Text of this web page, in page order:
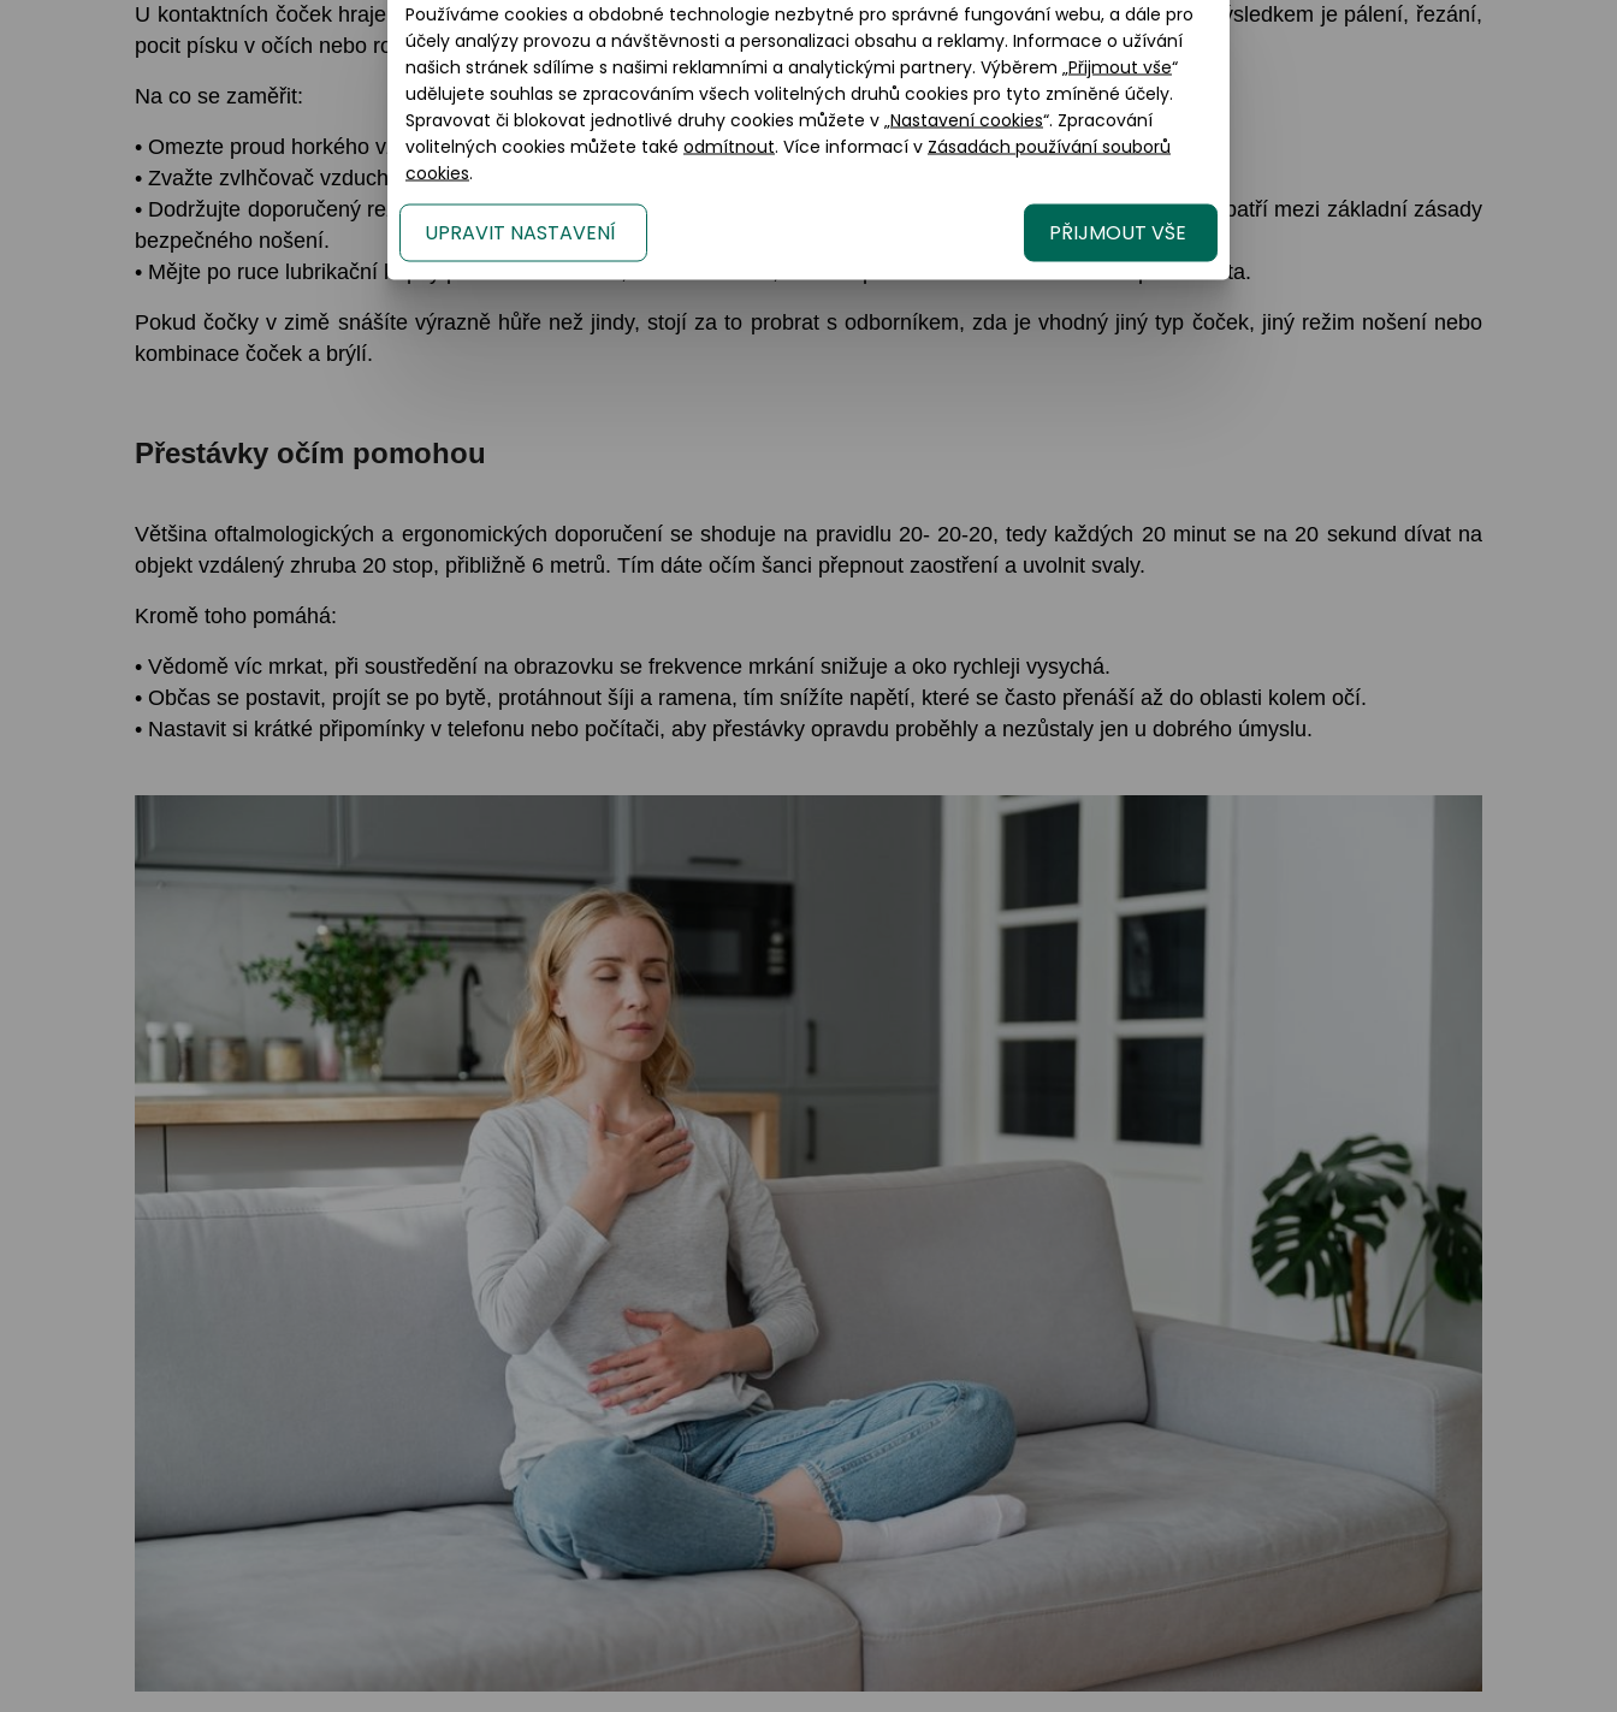
U kontaktních čoček hraje roli zvlášť kvalita slzného filmu. Suchý, teplý vzduch v zimě čočky rychleji vysušuje. Výsledkem je pálení, řezání,
pocit písku v očích nebo rozmazané vidění.
Na co se zaměřit:
• Omezte proud horkého vzduchu přímo na obličej, ať už z radiátoru nebo přímotopu.
• Zvažte zvlhčovač vzduchu, vyšší vlhkost může očím ulevit.
• Dodržujte doporučený režim nošení čoček, nepoužívejte je déle, než na co jsou určeny, nenoste je přes noc, to patří mezi základní zásady
bezpečného nošení.
• Mějte po ruce lubrikační kapky pro nositele čoček, ideálně takové, které doporučil váš oční lékař nebo optometrista.
Pokud čočky v zimě snášíte výrazně hůře než jindy, stojí za to probrat s odborníkem, zda je vhodný jiný typ čoček, jiný režim nošení nebo
kombinace čoček a brýlí.
Přestávky očím pomohou
Většina oftalmologických a ergonomických doporučení se shoduje na pravidlu 20- 20-20, tedy každých 20 minut se na 20 sekund dívat na
objekt vzdálený zhruba 20 stop, přibližně 6 metrů. Tím dáte očím šanci přepnout zaostření a uvolnit svaly.
Kromě toho pomáhá:
• Vědomě víc mrkat, při soustředění na obrazovku se frekvence mrkání snižuje a oko rychleji vysychá.
• Občas se postavit, projít se po bytě, protáhnout šíji a ramena, tím snížíte napětí, které se často přenáší až do oblasti kolem očí.
• Nastavit si krátké připomínky v telefonu nebo počítači, aby přestávky opravdu proběhly a nezůstaly jen u dobrého úmyslu.
Používáme cookies a obdobné technologie nezbytné pro správné fungování webu, a dále pro
účely analýzy provozu a návštěvnosti a personalizaci obsahu a reklamy. Informace o užívání
našich stránek sdílíme s našimi reklamními a analytickými partnery. Výběrem „Přijmout vše“
udělujete souhlas se zpracováním všech volitelných druhů cookies pro tyto zmíněné účely.
Spravovat či blokovat jednotlivé druhy cookies můžete v „Nastavení cookies“. Zpracování
volitelných cookies můžete také odmítnout. Více informací v Zásadách používání souborů
cookies.
UPRAVIT NASTAVENÍ PŘIJMOUT VŠE